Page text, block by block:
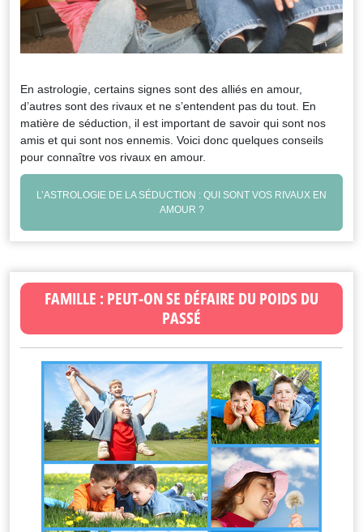
En astrologie, certains signes sont des alliés en amour,
d’autres sont des rivaux et ne s’entendent pas du tout. En
matière de séduction, il est important de savoir qui sont nos
amis et qui sont nos ennemis. Voici donc quelques conseils
pour connaître vos rivaux en amour.
L’ASTROLOGIE DE LA SÉDUCTION : QUI SONT VOS RIVAUX EN
AMOUR ?
FAMILLE : PEUT-ON SE DÉFAIRE DU POIDS DU
PASSÉ